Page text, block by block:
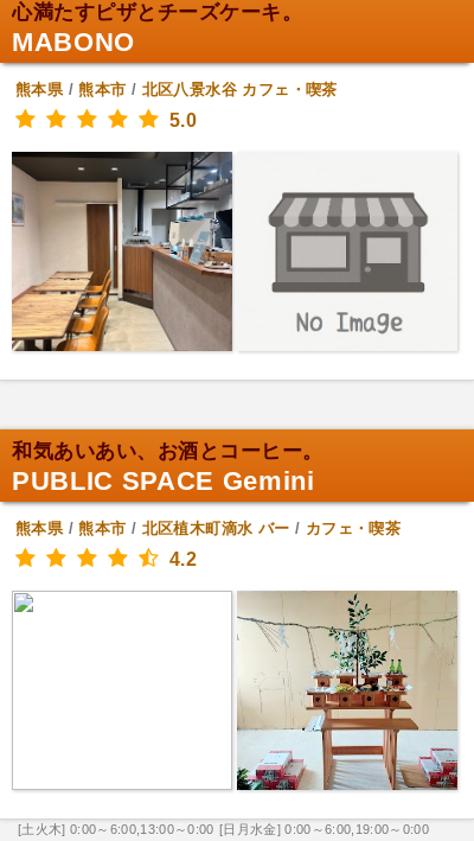
心満たすピザとチーズケーキ。
MABONO
熊本県/熊本市 / 北区八景水谷 カフェ・喫茶
5.0
和気あいあい、お酒とコーヒー。
PUBLIC SPACE Gemini
熊本県/熊本市 / 北区植木町滴水 バー / カフェ・喫茶
4.2
[土火木] 0:00～6:00,13:00～0:00 [日月水金] 0:00～6:00,19:00～0:00